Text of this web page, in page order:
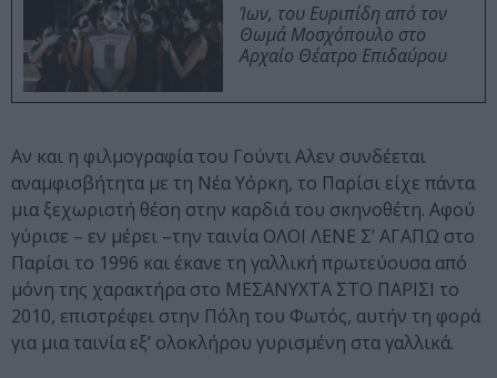
Ίων, του Ευριπίδη από τον
Θωμά Μοσχόπουλο στο
Αρχαίο Θέατρο Επιδαύρου
Αν και η φιλμογραφία του Γούντι Αλεν συνδέεται
αναμφισβήτητα με τη Νέα Υόρκη, το Παρίσι είχε πάντα
μια ξεχωριστή θέση στην καρδιά του σκηνοθέτη. Αφού
γύρισε – εν μέρει –την ταινία ΟΛΟΙ ΛΕΝΕ Σ’ ΑΓΑΠΩ στο
Παρίσι το 1996 και έκανε τη γαλλική πρωτεύουσα από
μόνη της χαρακτήρα στο ΜΕΣΑΝΥΧΤΑ ΣΤΟ ΠΑΡΙΣΙ το
2010, επιστρέφει στην Πόλη του Φωτός, αυτήν τη φορά
για μια ταινία εξ’ ολοκλήρου γυρισμένη στα γαλλικά.